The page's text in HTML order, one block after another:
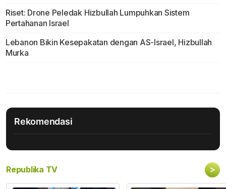
Riset: Drone Peledak Hizbullah Lumpuhkan Sistem
Pertahanan Israel
Lebanon Bikin Kesepakatan dengan AS-Israel, Hizbullah
Murka
Rekomendasi
Republika TV >